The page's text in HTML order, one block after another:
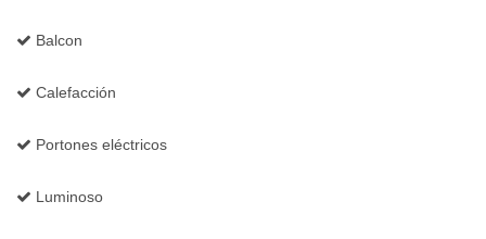
Balcon
Calefacción
Portones eléctricos
Luminoso